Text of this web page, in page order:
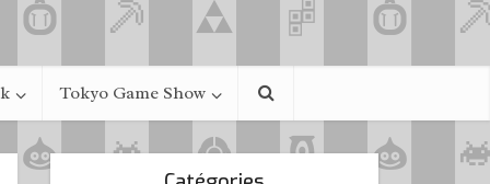
Tokyo Game Show